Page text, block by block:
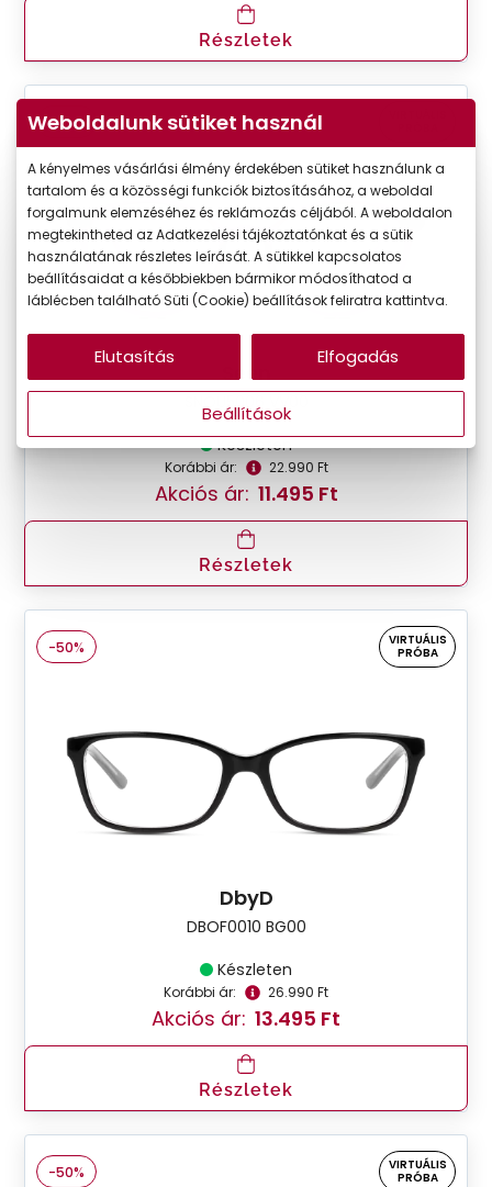
Részletek
-50%
Seen
SNOU5006 VV00
Készleten
Korábbi ár: 22.990 Ft
Akciós ár: 11.495 Ft
Részletek
-50%
VIRTUÁLIS
PRÓBA
DbyD
DBOF0010 BG00
Készleten
Korábbi ár: 26.990 Ft
Akciós ár: 13.495 Ft
Részletek
-50%
VIRTUÁLIS
PRÓBA
Weboldalunk sütiket használ
A kényelmes vásárlási élmény érdekében sütiket használunk a
tartalom és a közösségi funkciók biztosításához, a weboldal
forgalmunk elemzéséhez és reklámozás céljából. A weboldalon
megtekintheted az Adatkezelési tájékoztatónkat és a sütik
használatának részletes leírását. A sütikkel kapcsolatos
beállításaidat a későbbiekben bármikor módosíthatod a
láblécben található Süti (Cookie) beállítások feliratra kattintva.
Beállítások
Elutasítás Elfogadás